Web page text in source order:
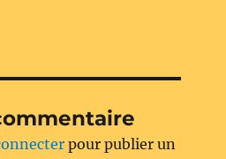
pour publier un